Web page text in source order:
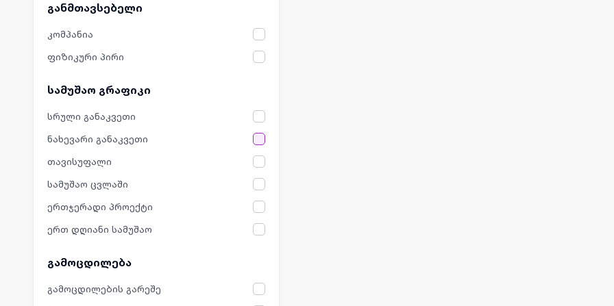
განმთავსებელი
კომპანია
ფიზიკური პირი
სამუშაო გრაფიკი
სრული განაკვეთი
ნახევარი განაკვეთი
თავისუფალი
სამუშაო ცვლაში
ერთჯერადი პროექტი
ერთ დღიანი სამუშაო
გამოცდილება
გამოცდილების გარეშე